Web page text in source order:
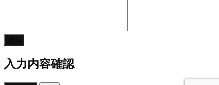
入力内容確認